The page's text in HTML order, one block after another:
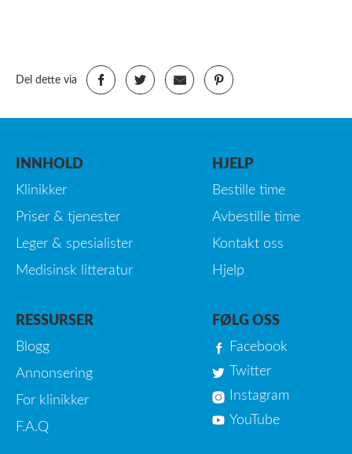
Del dette via
INNHOLD
Klinikker
Priser & tjenester
Leger & spesialister
Medisinsk litteratur
HJELP
Bestille time
Avbestille time
Kontakt oss
Hjelp
RESSURSER
Blogg
Annonsering
For klinikker
F.A.Q
FØLG OSS
Facebook
Twitter
Instagram
YouTube